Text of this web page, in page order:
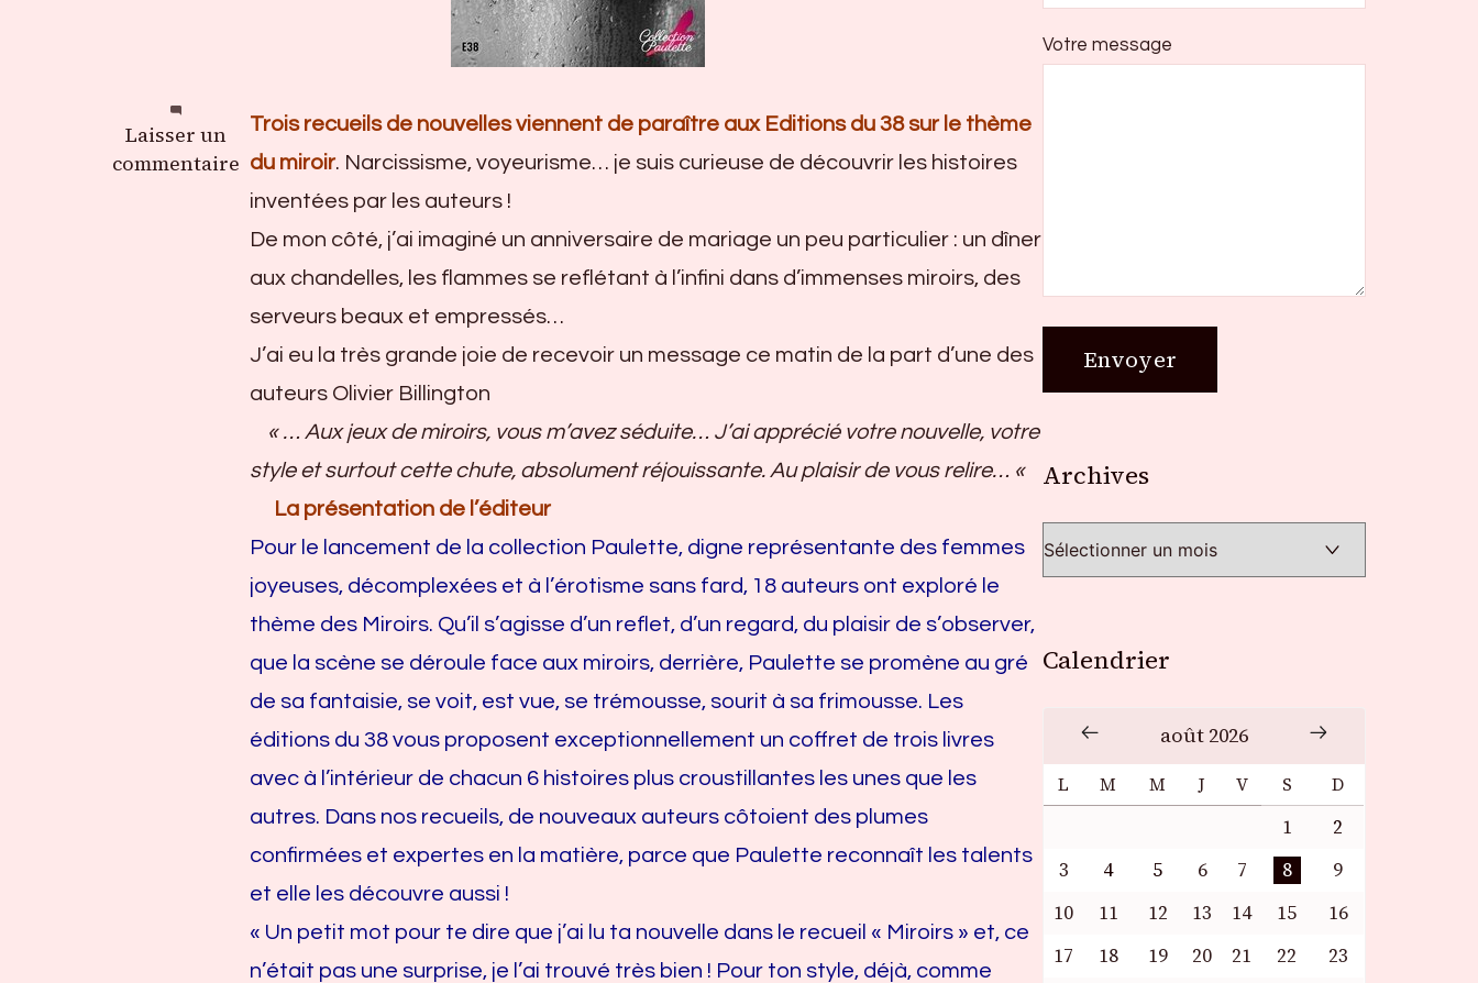
Laisser un
commentaire
sur
Nouvelles
érotiques
Editions
Trois recueils de nouvelles viennent de paraître aux Editions du 38 sur le thème
du miroir. Narcissisme, voyeurisme… je suis curieuse de découvrir les histoires
inventées par les auteurs !
De mon côté, j’ai imaginé un anniversaire de mariage un peu particulier : un dîner
aux chandelles, les flammes se reflétant à l’infini dans d’immenses miroirs, des
serveurs beaux et empressés…
J’ai eu la très grande joie de recevoir un message ce matin de la part d’une des
auteurs Olivier Billington
« … Aux jeux de miroirs, vous m’avez séduite… J’ai apprécié votre nouvelle, votre
style et surtout cette chute, absolument réjouissante. Au plaisir de vous relire… «
La présentation de l’éditeur
Pour le lancement de la collection Paulette, digne représentante des femmes
joyeuses, décomplexées et à l’érotisme sans fard, 18 auteurs ont exploré le
thème des Miroirs. Qu’il s’agisse d’un reflet, d’un regard, du plaisir de s’observer,
que la scène se déroule face aux miroirs, derrière, Paulette se promène au gré
de sa fantaisie, se voit, est vue, se trémousse, sourit à sa frimousse. Les
éditions du 38 vous proposent exceptionnellement un coffret de trois livres
avec à l’intérieur de chacun 6 histoires plus croustillantes les unes que les
autres. Dans nos recueils, de nouveaux auteurs côtoient des plumes
confirmées et expertes en la matière, parce que Paulette reconnaît les talents
et elle les découvre aussi !
« Un petit mot pour te dire que j’ai lu ta nouvelle dans le recueil « Miroirs » et, ce
n’était pas une surprise, je l’ai trouvé très bien ! Pour ton style, déjà, comme
Votre message
Archives
Calendrier
août 2026
L M M J V S D
1
2
3
4 5 6 7 8
9
10
11 12 13 14 15
16
17
18 19 20 21 22
23